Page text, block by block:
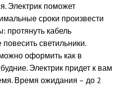
Электрик поможет
сроки произвести
протянуть кабель
светильники.
оформить как в
Электрик придет к вам
Время ожидания – до 2